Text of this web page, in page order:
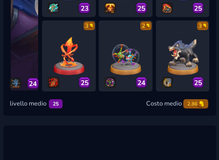
24
23 25 25
3
25
2
24
3
25
livello medio 25 Costo medio 2.86